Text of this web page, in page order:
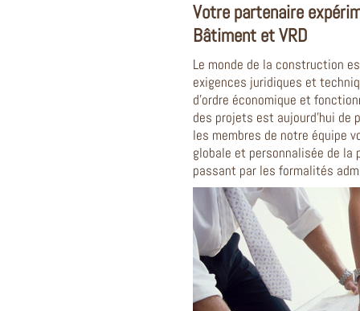
Votre partenaire
Bâtiment et VRD
Le monde de la construction
exigences juridiques et
d'ordre économique et
des projets est aujourd'hui de
les membres de notre équipe
globale et personnalisée de
passant par les formalités